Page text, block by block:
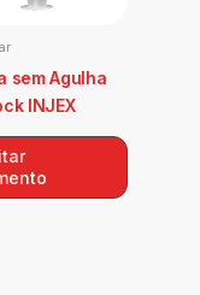
sem Agulha
INJEX